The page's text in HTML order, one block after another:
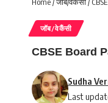
जॉब/वेकैंसी
CBSE Board
Last
Sudha